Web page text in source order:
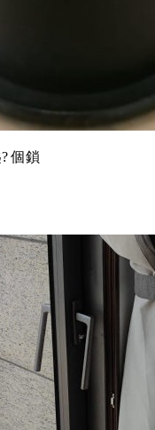
個鎖